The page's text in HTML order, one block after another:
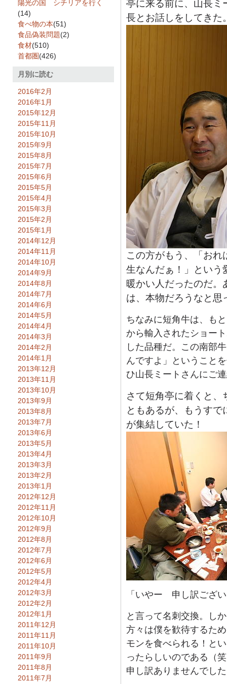
亭に来る前に、山長ミ
長とお話しをしてきた
この方がもう、「お
生なんだぁ！」という
暖かい人だったのだ
は、本物だろうなと思
ちなみに短角牛は、も
から輸入されたショー
した品種だ。この南部
んですよ」ということ
ひ山長ミートさんにご
さて短角亭に着くと
ともあるが、もうす
が集結していた！
「いやー 申し訳ござ
と言って名刺交換。し
方々は僕を歓待するた
モンを食べられる！と
ったらしいのである（
申し訳ありませんでし
陽光の国 シチリアを行く
(14)
食べ物の本(51)
食品偽装問題(2)
食材(510)
首都圏(426)
月別に読む
2016年2月
2016年1月
2015年12月
2015年11月
2015年10月
2015年9月
2015年8月
2015年7月
2015年6月
2015年5月
2015年4月
2015年3月
2015年2月
2015年1月
2014年12月
2014年11月
2014年10月
2014年9月
2014年8月
2014年7月
2014年6月
2014年5月
2014年4月
2014年3月
2014年2月
2014年1月
2013年12月
2013年11月
2013年10月
2013年9月
2013年8月
2013年7月
2013年6月
2013年5月
2013年4月
2013年3月
2013年2月
2013年1月
2012年12月
2012年11月
2012年10月
2012年9月
2012年8月
2012年7月
2012年6月
2012年5月
2012年4月
2012年3月
2012年2月
2012年1月
2011年12月
2011年11月
2011年10月
2011年9月
2011年8月
2011年7月